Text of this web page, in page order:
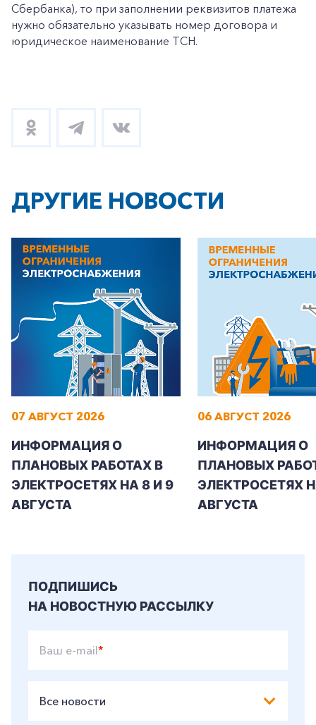
+7-800-700-24-57
Заказать обратный звонок
Частным клиентам
Корпоративным клиентам
Сбербанка), то при заполнении реквизитов платежа
нужно обязательно указывать номер договора и
юридическое наименование ТСН.
ДРУГИЕ НОВОСТИ
07 АВГУСТ 2026
ИНФОРМАЦИЯ О
ПЛАНОВЫХ РАБОТАХ В
ЭЛЕКТРОСЕТЯХ НА 8 И 9
АВГУСТА
06 АВГУСТ 2026
ИНФОРМАЦИЯ О
ПЛАНОВЫХ
ЭЛЕКТРОСЕТЯХ
АВГУСТА
ПОДПИШИСЬ
НА НОВОСТНУЮ РАССЫЛКУ
Ваш e-mail*
Все новости